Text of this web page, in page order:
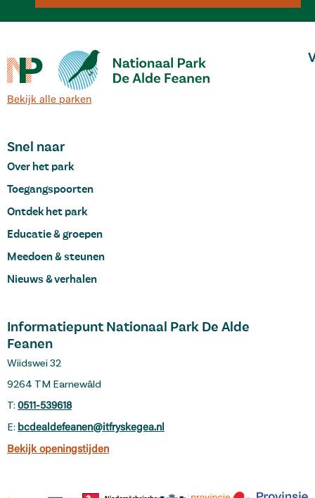
Bekijk alle parken
Snel naar
Over het park
Toegangspoorten
Ontdek het park
Educatie & groepen
Meedoen & steunen
Nieuws & verhalen
Informatiepunt Nationaal Park De Alde
Feanen
Wiidswei 32
9264 TM Earnewâld
T: 0511-539618
E: bcdealdefeanen@itfryskegea.nl
Bekijk openingstijden